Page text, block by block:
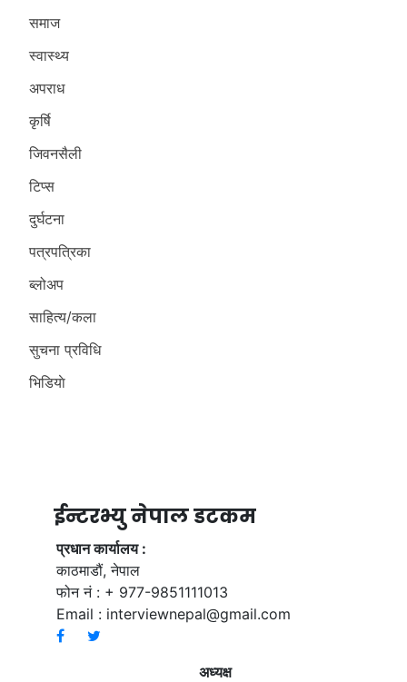
समाज
स्वास्थ्य
अपराध
कृर्षि
जिवनसैली
टिप्स
दुर्घटना
पत्रपत्रिका
ब्लोअप
साहित्य/कला
सुचना प्रविधि
भिडियाे
ईन्टरभ्यु नेपाल डटकम
प्रधान कार्यालय :
काठमाडौं, नेपाल
फोन नं : + 977-9851111013
Email : interviewnepal@gmail.com
अध्यक्ष